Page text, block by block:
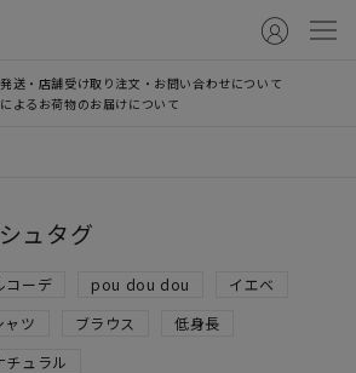
送・店舗受け取り注文・お問い合わせについて
よるお荷物のお届けについて
ュタグ
コーデ pou dou dou
イエベ
ャツ ブラウス
低身長
チュラル